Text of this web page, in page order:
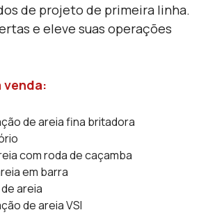
de projeto de primeira linha.
e eleve suas operações
venda:
de areia fina britadora
com roda de caçamba
em barra
areia
de areia VSI